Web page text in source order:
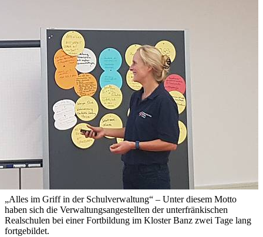
„Alles im Griff in der Schulverwaltung“ – Unter diesem Motto
haben sich die Verwaltungsangestellten der unterfränkischen
Realschulen bei einer Fortbildung im Kloster Banz zwei Tage lang
fortgebildet.